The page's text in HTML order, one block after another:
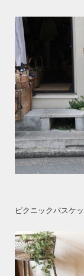
ピクニックバスケ